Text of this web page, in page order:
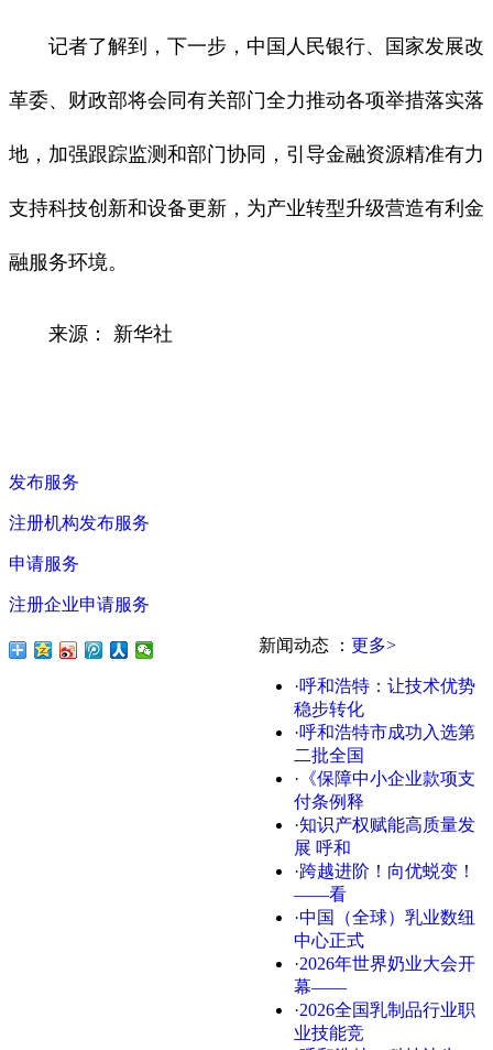
记者了解到，下一步，中国人民银行、国家发展改
革委、财政部将会同有关部门全力推动各项举措落实落
地，加强跟踪监测和部门协同，引导金融资源精准有力
支持科技创新和设备更新，为产业转型升级营造有利金
融服务环境。
来源： 新华社
发布服务
注册机构发布服务
申请服务
注册企业申请服务
新闻动态 ： 更多>
·呼和浩特：让技术优势
稳步转化
·呼和浩特市成功入选第
二批全国
·《保障中小企业款项支
付条例释
·知识产权赋能高质量发
展 呼和
·跨越进阶！向优蜕变！
——看
·中国（全球）乳业数纽
中心正式
·2026年世界奶业大会开
幕——
·2026全国乳制品行业职
业技能竞